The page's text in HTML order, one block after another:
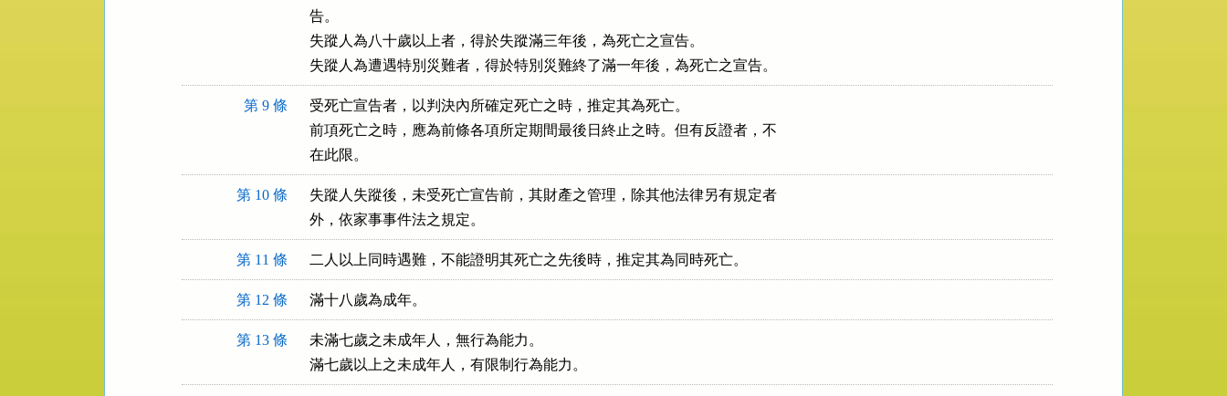
告。
失蹤人為八十歲以上者，得於失蹤滿三年後，為死亡之宣告。
失蹤人為遭遇特別災難者，得於特別災難終了滿一年後，為死亡之宣告。
第 9 條
受死亡宣告者，以判決內所確定死亡之時，推定其為死亡。
前項死亡之時，應為前條各項所定期間最後日終止之時。但有反證者，不
在此限。
第 10 條
失蹤人失蹤後，未受死亡宣告前，其財產之管理，除其他法律另有規定者
外，依家事事件法之規定。
第 11 條 二人以上同時遇難，不能證明其死亡之先後時，推定其為同時死亡。
第 12 條 滿十八歲為成年。
第 13 條
未滿七歲之未成年人，無行為能力。
滿七歲以上之未成年人，有限制行為能力。